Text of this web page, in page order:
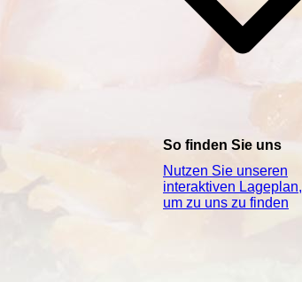
So finden Sie uns
Nutzen Sie unseren
interaktiven La­ge­plan,
um zu uns zu finden